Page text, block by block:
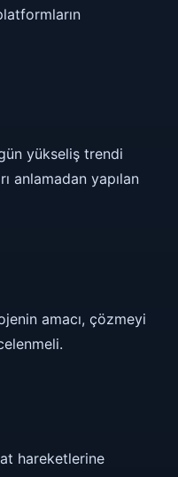
yükseliş trendi
anlamadan yapılan
amacı, çözmeyi
hareketlerine